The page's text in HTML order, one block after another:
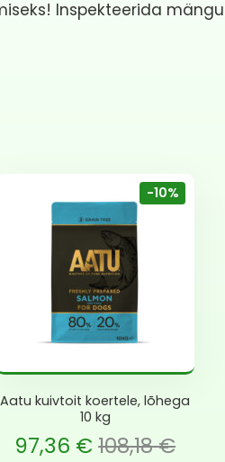
Inspekteerida
-10%
Aatu kuivtoit koertele, lõhega
10 kg
108,18€
108,18 €.
97,36 €